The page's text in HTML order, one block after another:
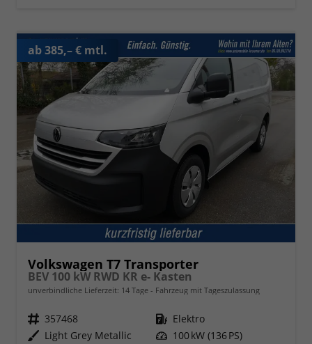
ab 385,– € mtl.
Volkswagen T7 Transporter
BEV 100 kW RWD KR e- Kasten
unverbindliche Lieferzeit: 14 Tage Fahrzeug mit Tageszulassung
Fahrzeugnr. 357468 Kraftstoff Elektro
Außenfarbe Light Grey Metallic Leistung 100 kW (136 PS)